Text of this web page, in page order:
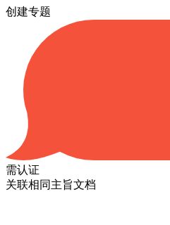
创建专题
需认证
关联相同主旨文档